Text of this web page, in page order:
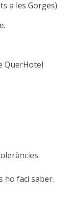
a les Gorges)
QuerHotel
ho faci saber.